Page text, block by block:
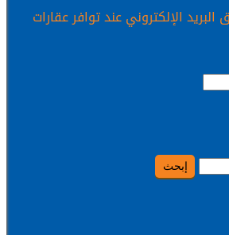
الإلكتروني عند توافر عقارات